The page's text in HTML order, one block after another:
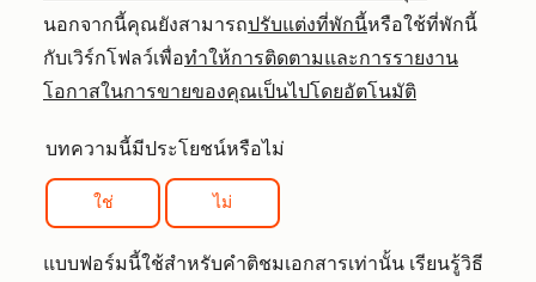
นอกจากนี้คุณยังสามารถปรับแต่งที่พักนี้หรือใช้ที่พักนี้
กับเวิร์กโฟลว์เพื่อทำให้การติดตามและการรายงาน
โอกาสในการขายของคุณเป็นไปโดยอัตโนมัติ
บทความนี้มีประโยชน์หรือไม่
ใช่ ไม่
แบบฟอร์มนี้ใช้สำหรับคำติชมเอกสารเท่านั้น เรียนรู้วิธี